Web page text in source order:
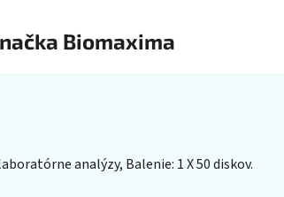
Biomaxima
analýzy, Balenie: 1 X 50 diskov.